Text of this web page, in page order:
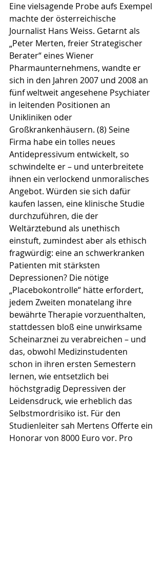
Eine vielsagende Probe aufs Exempel
machte der österreichische
Journalist Hans Weiss. Getarnt als
„Peter Merten, freier Strategischer
Berater“ eines Wiener
Pharmaunternehmens, wandte er
sich in den Jahren 2007 und 2008 an
fünf weltweit angesehene Psychiater
in leitenden Positionen an
Unikliniken oder
Großkrankenhäusern. (8) Seine
Firma habe ein tolles neues
Antidepressivum entwickelt, so
schwindelte er – und unterbreitete
ihnen ein verlockend unmoralisches
Angebot. Würden sie sich dafür
kaufen lassen, eine klinische Studie
durchzuführen, die der
Weltärztebund als unethisch
einstuft, zumindest aber als ethisch
fragwürdig: eine an schwerkranken
Patienten mit stärksten
Depressionen? Die nötige
„Placebokontrolle“ hätte erfordert,
jedem Zweiten monatelang ihre
bewährte Therapie vorzuenthalten,
stattdessen bloß eine unwirksame
Scheinarznei zu verabreichen – und
das, obwohl Medizinstudenten
schon in ihren ersten Semestern
lernen, wie entsetzlich bei
höchstgradig Depressiven der
Leidensdruck, wie erheblich das
Selbstmordrisiko ist. Für den
Studienleiter sah Mertens Offerte ein
Honorar von 8000 Euro vor. Pro